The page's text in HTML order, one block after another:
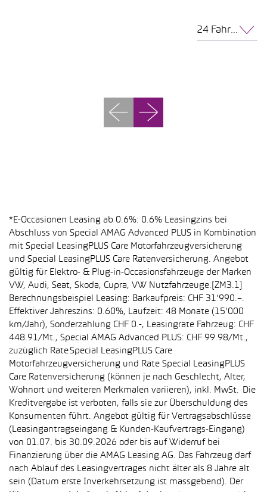
24 Fahrzeuge pro Seite
*E-Occasionen Leasing ab 0.6%: 0.6% Leasingzins bei
Abschluss von Special AMAG Advanced PLUS in Kombination
mit Special LeasingPLUS Care Motorfahrzeugversicherung
und Special LeasingPLUS Care Ratenversicherung. Angebot
gültig für Elektro- & Plug-in-Occasionsfahrzeuge der Marken
VW, Audi, Seat, Skoda, Cupra, VW Nutzfahrzeuge.[ZM3.1]
Berechnungsbeispiel Leasing: Barkaufpreis: CHF 31’990.–.
Effektiver Jahreszins: 0.60%, Laufzeit: 48 Monate (15’000
km/Jahr), Sonderzahlung CHF 0.-, Leasingrate Fahrzeug: CHF
448.91/Mt., Special AMAG Advanced PLUS: CHF 99.98/Mt.,
zuzüglich Rate Special LeasingPLUS Care
Motorfahrzeugversicherung und Rate Special LeasingPLUS
Care Ratenversicherung (können je nach Geschlecht, Alter,
Wohnort und weiteren Merkmalen variieren), inkl. MwSt. Die
Kreditvergabe ist verboten, falls sie zur Überschuldung des
Konsumenten führt. Angebot gültig für Vertragsabschlüsse
(Leasingantragseingang & Kunden-Kaufvertrags-Eingang)
von 01.07. bis 30.09.2026 oder bis auf Widerruf bei
Finanzierung über die AMAG Leasing AG. Das Fahrzeug darf
nach Ablauf des Leasingvertrages nicht älter als 8 Jahre alt
sein (Datum erste Inverkehrsetzung ist massgebend). Der